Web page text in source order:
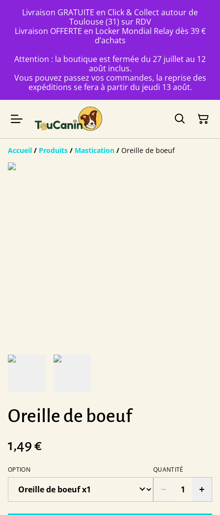
Livraison GRATUITE en Click & Collect autour de
Toulouse (31) sur RDV
Livraison OFFERTE en Locker Mondial Relay dès 39 €
d’achats
Attention : la boutique est fermée du 27 juillet au 12
août inclus.
Vous pouvez passez vos commandes, la reprise des
expéditions se fera à partir du jeudi 13 août.
Accueil / Produits / Mastication / Oreille de boeuf
Oreille de boeuf
1,49 €
OPTION QUANTITÉ